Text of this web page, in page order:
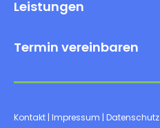
Leistungen
Termin vereinbaren
Kontakt | Impressum | Datenschutz